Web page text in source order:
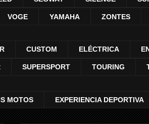
VOGE YAMAHA ZONTES
CUSTOM ELÉCTRICA
SUPERSPORT TOURING
MOTOS EXPERIENCIA DEPORTIVA